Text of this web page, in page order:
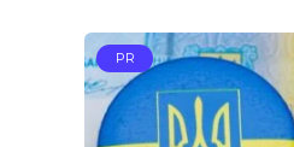
PR